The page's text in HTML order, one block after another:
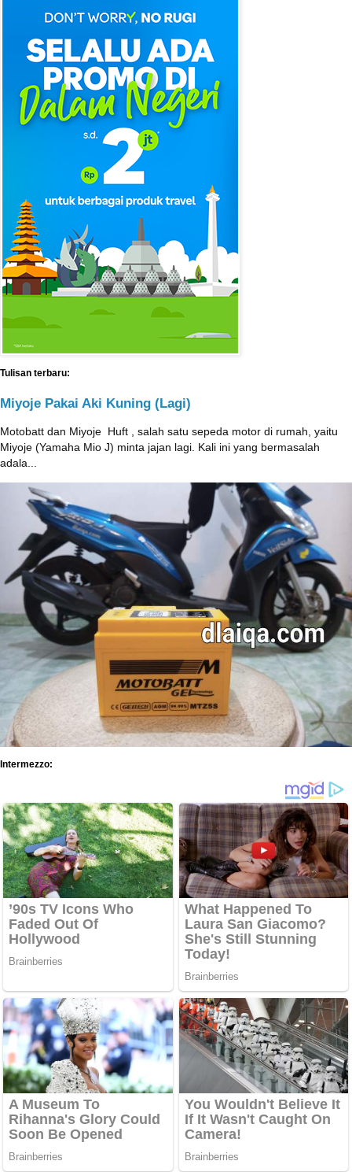
Tulisan terbaru:
Miyoje Pakai Aki Kuning (Lagi)
Motobatt dan Miyoje ‎ Huft , salah satu sepeda motor di rumah, yaitu
Miyoje (Yamaha Mio J) minta jajan lagi. Kali ini yang bermasalah
adala...
Intermezzo: